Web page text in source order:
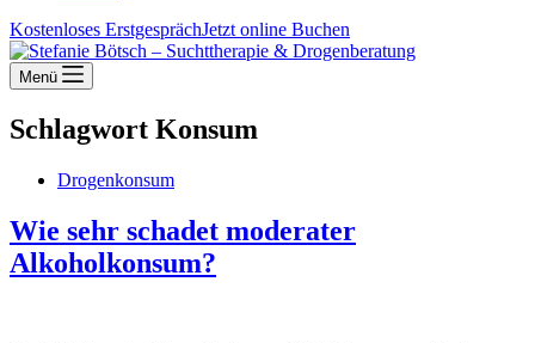
Kostenloses ErstgesprächJetzt online Buchen
Menü
Schlagwort Konsum
Drogenkonsum
Wie sehr schadet moderater
Alkoholkonsum?